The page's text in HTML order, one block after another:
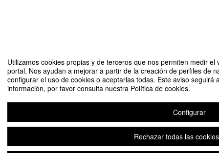
Utilizamos cookies propias y de terceros que nos permiten medir
portal. Nos ayudan a mejorar a partir de la creación de perfiles de
configurar el uso de cookies o aceptarlas todas. Este aviso
información, por favor consulta nuestra Política de cookies.
Configurar
Rechazar todas las